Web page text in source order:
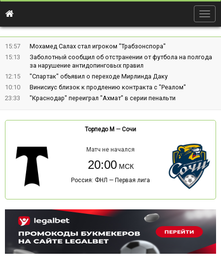
15:57
Мохамед Салах стал игроком "Трабзонспора"
15:13
Заболотный сообщил об отстранении от футбола на полгода
за нарушение антидопинговых правил
12:15
"Спартак" объявил о переходе Мирлинда Даку
10:10
Винисиус близок к продлению контракта с "Реалом"
23:33
"Краснодар" переиграл "Ахмат" в серии пенальти
Торпедо М — Сочи
Матч не начался
20:00
Россия: ФНЛ — Первая лига